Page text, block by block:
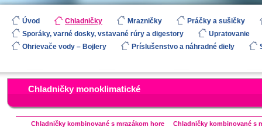
Úvod Chladničky Mrazničky
Práčky a sušičky
Sporáky, varné dosky, vstavané rúry a digestory
Upratovanie
Ohrievače vody – Bojlery
Príslušenstvo a náhradné diely
Chladničky monoklimatické
Chladničky kombinované s mrazákom hore
Chladničky kombinované s